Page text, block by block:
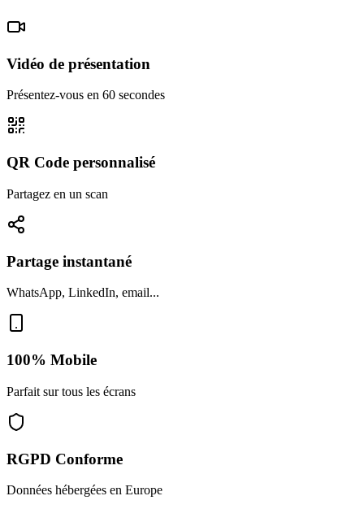
Vidéo de présentation
Présentez-vous en 60 secondes
QR Code personnalisé
Partagez en un scan
Partage instantané
WhatsApp, LinkedIn, email...
100% Mobile
Parfait sur tous les écrans
RGPD Conforme
Données hébergées en Europe